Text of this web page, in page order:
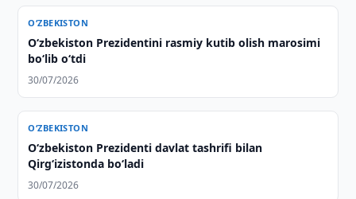
O‘ZBEKISTON
Oʻzbekiston Prezidentini rasmiy kutib olish marosimi
boʻlib oʻtdi
30/07/2026
O‘ZBEKISTON
Oʻzbekiston Prezidenti davlat tashrifi bilan
Qirgʻizistonda boʻladi
30/07/2026